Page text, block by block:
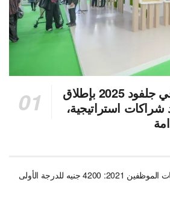
أغذية تُعزز ريادتها في جلفود 2025 بإطلاق
استراتيجية،
جنيه للدرجة الأولى